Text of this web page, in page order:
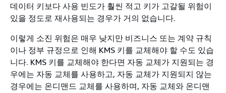
데이터 키보다 사용 빈도가 훨씬 적고 키가 고갈될 위험이
있을 정도로 재사용되는 경우가 거의 없습니다.
이렇게 소진 위험은 매우 낮지만 비즈니스 또는 계약 규칙
이나 정부 규정으로 인해 KMS 키를 교체해야 할 수도 있습
니다. KMS 키를 교체해야 한다면 자동 교체가 지원되는 경
우에는 자동 교체를 사용하고, 자동 교체가 지원되지 않는
경우에는 온디맨드 교체를 사용하며, 자동 교체와 온디맨